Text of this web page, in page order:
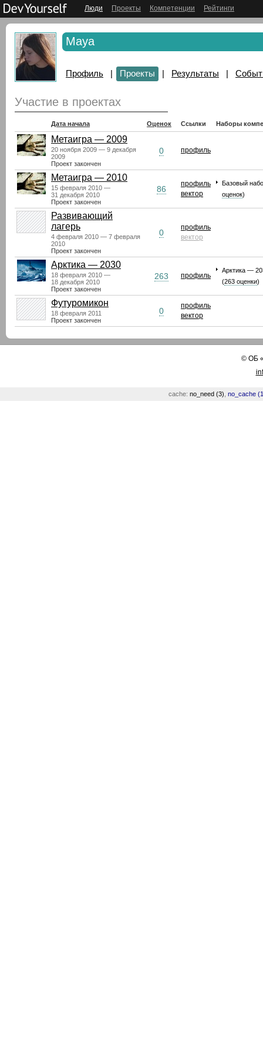
Люди Проекты Компетенции Рейтинги
Maya
Профиль | Проекты | Результаты |
Участие в проектах
Дата начала Оценок Ссылки Наборы
Метаигра — 2009
20 ноября 2009 — 9 декабря
2009
Проект закончен
0 профиль
Метаигра — 2010
15 февраля 2010 —
31 декабря 2010
Проект закончен
86
профиль
вектор
Базовый
оценок)
Развивающий
лагерь
4 февраля 2010 — 7 февраля
2010
Проект закончен
0
профиль
вектор
Арктика — 2030
18 февраля 2010 —
18 декабря 2010
Проект закончен
263 профиль
Арктика —
(263 оценки)
Футуромикон
18 февраля 2011
Проект закончен
0
профиль
вектор
©ОБ
cache: no_need (3) no_cache